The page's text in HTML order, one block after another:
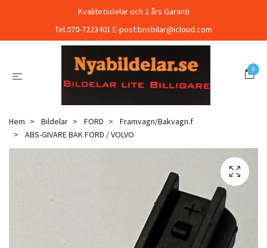
Kvalitetsdelar och 2 års Garanti
Tel.070-7223401 E-post:bnsbilar@icloud.com
0
Hem Bildelar FORD
Framvagn/Bakvagn.f
ABS-GIVARE BAK FORD / VOLVO